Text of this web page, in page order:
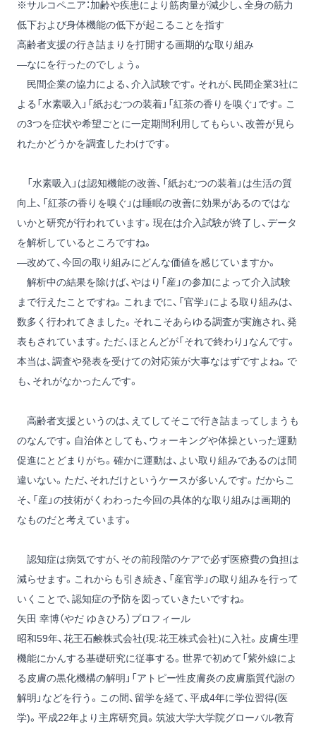
※サルコペニア：加齢や疾患により筋肉量が減少し、全身の筋力
低下および身体機能の低下が起こることを指す
高齢者支援の行き詰まりを打開する画期的な取り組み
―なにを行ったのでしょう。
民間企業の協力による、介入試験です。それが、民間企業3社に
よる「水素吸入」「紙おむつの装着」「紅茶の香りを嗅ぐ」です。こ
の3つを症状や希望ごとに一定期間利用してもらい、改善が見ら
れたかどうかを調査したわけです。
「水素吸入」は認知機能の改善、「紙おむつの装着」は生活の質
向上、「紅茶の香りを嗅ぐ」は睡眠の改善に効果があるのではな
いかと研究が行われています。現在は介入試験が終了し、データ
を解析しているところですね。
―改めて、今回の取り組みにどんな価値を感じていますか。
解析中の結果を除けば、やはり「産」の参加によって介入試験
まで行えたことですね。これまでに、「官学」による取り組みは、
数多く行われてきました。それこそあらゆる調査が実施され、発
表もされています。ただ、ほとんどが「それで終わり」なんです。
本当は、調査や発表を受けての対応策が大事なはずですよね。で
も、それがなかったんです。
高齢者支援というのは、えてしてそこで行き詰まってしまうも
のなんです。自治体としても、ウォーキングや体操といった運動
促進にとどまりがち。確かに運動は、よい取り組みであるのは間
違いない。ただ、それだけというケースが多いんです。だからこ
そ、「産」の技術がくわわった今回の具体的な取り組みは画期的
なものだと考えています。
認知症は病気ですが、その前段階のケアで必ず医療費の負担は
減らせます。これからも引き続き、「産官学」の取り組みを行って
いくことで、認知症の予防を図っていきたいですね。
矢田 幸博（やだ ゆきひろ）プロフィール
昭和59年、花王石鹸株式会社(現:花王株式会社)に入社。皮膚生理
機能にかんする基礎研究に従事する。世界で初めて「紫外線によ
る皮膚の黒化機構の解明」「アトピー性皮膚炎の皮膚脂質代謝の
解明」などを行う。この間、留学を経て、平成4年に学位習得(医
学)。平成22年より主席研究員。筑波大学大学院グローバル教育